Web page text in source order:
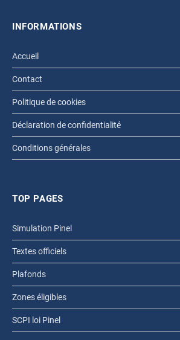
INFORMATIONS
Accueil
Contact
Politique de cookies
Déclaration de confidentialité
Conditions générales
TOP PAGES
Simulation Pinel
Textes officiels
Plafonds
Zones éligibles
SCPI loi Pinel